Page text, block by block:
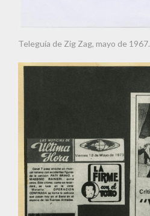
Teleguía de Zig Zag, mayo de 1967.